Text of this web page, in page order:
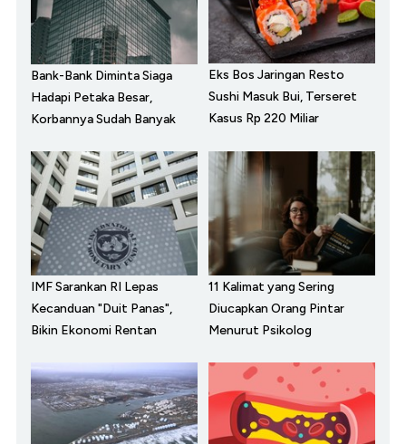
Bank-Bank Diminta Siaga
Hadapi Petaka Besar,
Korbannya Sudah Banyak
Eks Bos Jaringan Resto
Sushi Masuk Bui, Terseret
Kasus Rp 220 Miliar
IMF Sarankan RI Lepas
Kecanduan "Duit Panas",
Bikin Ekonomi Rentan
11 Kalimat yang Sering
Diucapkan Orang Pintar
Menurut Psikolog